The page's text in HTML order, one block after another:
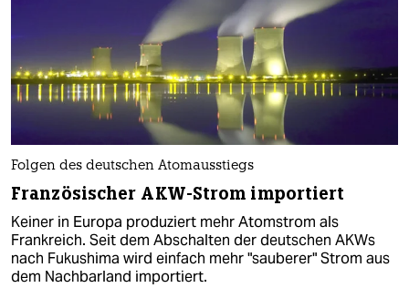
Folgen des deutschen Atomausstiegs
Französischer AKW-Strom importiert
Keiner in Europa produziert mehr Atomstrom als
Frankreich. Seit dem Abschalten der deutschen AKWs
nach Fukushima wird einfach mehr "sauberer" Strom aus
dem Nachbarland importiert.